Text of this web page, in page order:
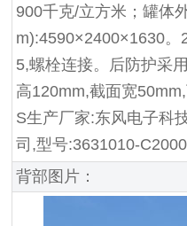
900千克/立方米；罐体
m):4590×2400×1630
5,螺栓连接。后防护采
高120mm,截面宽
S生产厂家:东风电子科
司,型号:3631010-C2000
背部图片：